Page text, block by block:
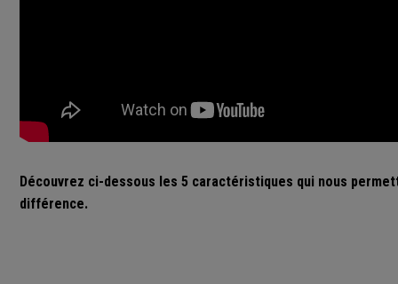
Découvrez ci-dessous les 5 caractéristiques qui nous
différence.